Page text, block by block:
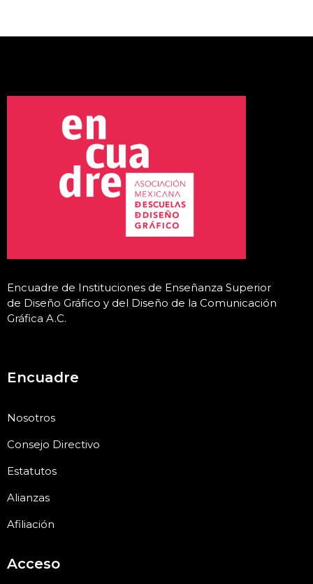
Encuadre de Instituciones de Enseñanza Superior
de Diseño Gráfico y del Diseño de la Comunicación
Gráfica A.C.
Encuadre
Nosotros
Consejo Directivo
Estatutos
Alianzas
Afiliación
Acceso